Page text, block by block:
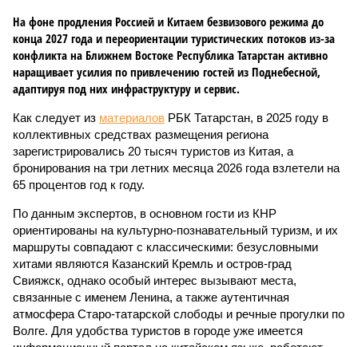
На фоне продления Россией и Китаем безвизового режима до
конца 2027 года и переориентации туристических потоков из-за
конфликта на Ближнем Востоке Республика Татарстан активно
наращивает усилия по привлечению гостей из Поднебесной,
адаптируя под них инфраструктуру и сервис.
Как следует из материалов РБК Татарстан, в 2025 году в
коллективных средствах размещения региона
зарегистрировались 20 тысяч туристов из Китая, а
бронирования на три летних месяца 2026 года взлетели на
65 процентов год к году.
По данным экспертов, в основном гости из КНР
ориентированы на культурно-познавательный туризм, и их
маршруты совпадают с классическими: безусловными
хитами являются Казанский Кремль и остров-град
Свияжск, однако особый интерес вызывают места,
связанные с именем Ленина, а также аутентичная
атмосфера Старо-татарской слободы и речные прогулки по
Волге. Для удобства туристов в городе уже имеется